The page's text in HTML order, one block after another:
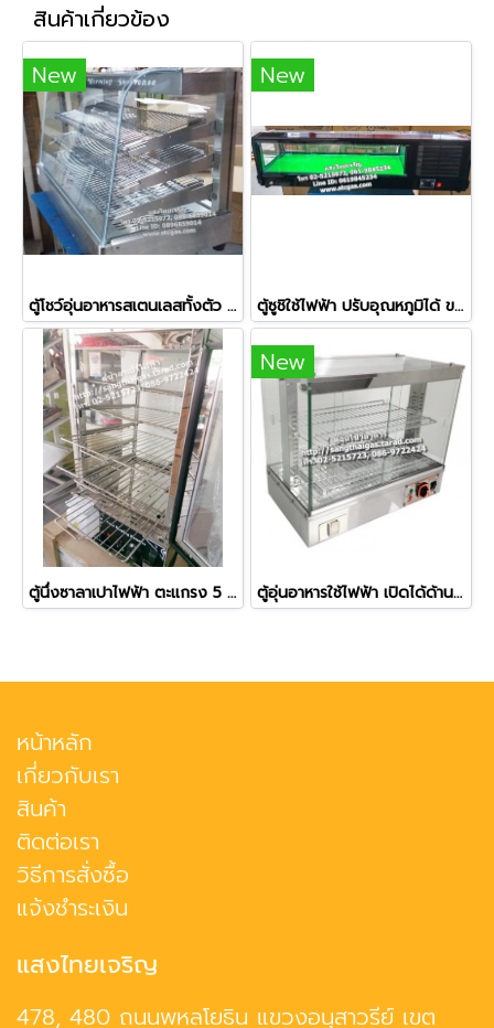
สินค้าเกี่ยวข้อง
New
ตู้โชว์อุ่นอาหารสเตนเลสทั้งตัว รุ่น NT-703
New
ตู้ซูชิใช้ไฟฟ้า ปรับอุณหภูมิได้ ขนาด 150 ซม.
ตู้นึ่งซาลาเปาไฟฟ้า ตะแกรง 5 ชั้น ยี่ห้อฟราย คิงส์
New
ตู้อุ่นอาหารใช้ไฟฟ้า เปิดได้ด้านหน้า-ด้านหลัง ยี่ห้อเวอร์รี่ รุ่น BV-961
หน้าหลัก
เกี่ยวกับเรา
สินค้า
ติดต่อเรา
วิธีการสั่งซื้อ
แจ้งชำระเงิน
แสงไทยเจริญ
478, 480 ถนนพหลโยธิน แขวงอนุสาวรีย์ เขต